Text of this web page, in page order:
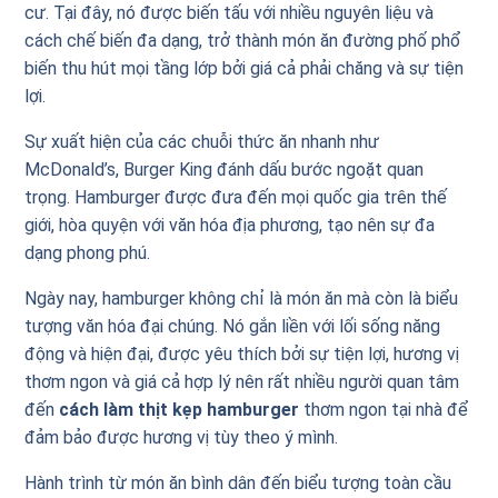
cư. Tại đây, nó được biến tấu với nhiều nguyên liệu và
cách chế biến đa dạng, trở thành món ăn đường phố phổ
biến thu hút mọi tầng lớp bởi giá cả phải chăng và sự tiện
lợi.
Sự xuất hiện của các chuỗi thức ăn nhanh như
McDonald’s, Burger King đánh dấu bước ngoặt quan
trọng. Hamburger được đưa đến mọi quốc gia trên thế
giới, hòa quyện với văn hóa địa phương, tạo nên sự đa
dạng phong phú.
Ngày nay, hamburger không chỉ là món ăn mà còn là biểu
tượng văn hóa đại chúng. Nó gắn liền với lối sống năng
động và hiện đại, được yêu thích bởi sự tiện lợi, hương vị
thơm ngon và giá cả hợp lý nên rất nhiều người quan tâm
đến cách làm thịt kẹp hamburger thơm ngon tại nhà để
đảm bảo được hương vị tùy theo ý mình.
Hành trình từ món ăn bình dân đến biểu tượng toàn cầu